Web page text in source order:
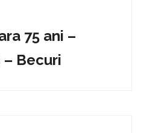
75 ani –
– Becuri